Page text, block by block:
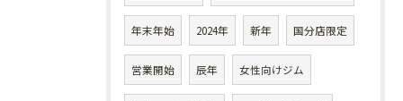
年末年始 2024年 新年 国分店限定
営業開始 辰年 女性向けジム